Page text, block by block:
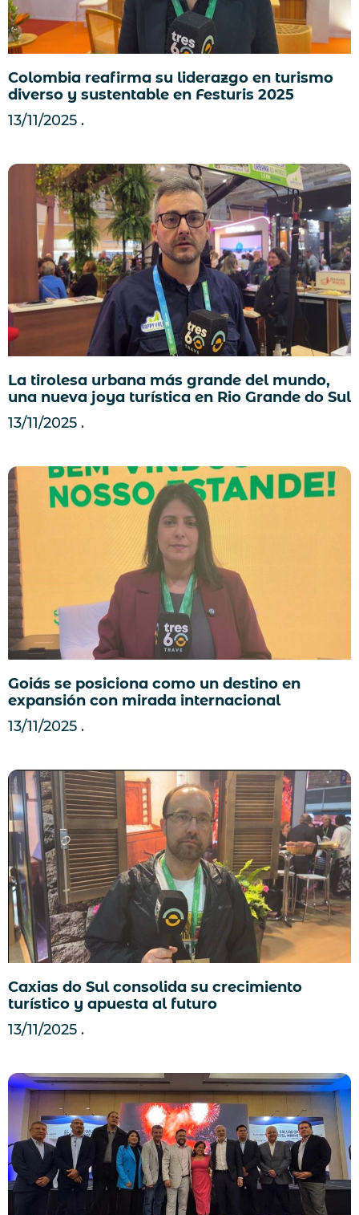
Colombia reafirma su liderazgo en turismo
diverso y sustentable en Festuris 2025
13/11/2025
La tirolesa urbana más grande del mundo,
una nueva joya turística en Rio Grande do Sul
13/11/2025
Goiás se posiciona como un destino en
expansión con mirada internacional
13/11/2025
Caxias do Sul consolida su crecimiento
turístico y apuesta al futuro
13/11/2025